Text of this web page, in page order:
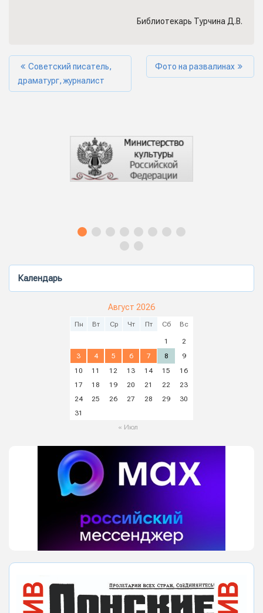
Календарь
Август 2026
Пн Вт Ср Чт Пт Сб Вс
1
2
3
4 5 6 7 8
9
10
11 12 13 14 15
16
17
18 19 20 21 22
23
24
25 26 27 28 29
30
31
« Июл
Библиотекарь Турчина Д.В.
Советский писатель,
драматург, журналист
Фото на развалинах